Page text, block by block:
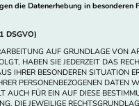
die Datenerhebung in besonderen
DSGVO)
AUF GRUNDLAGE VON
HABEN SIE JEDERZEIT DAS
IHRER BESONDEREN SITUATION
PERSONENBEZOGENEN DATEN
AUCH FÜR EIN AUF DIESE
DIE JEWEILIGE